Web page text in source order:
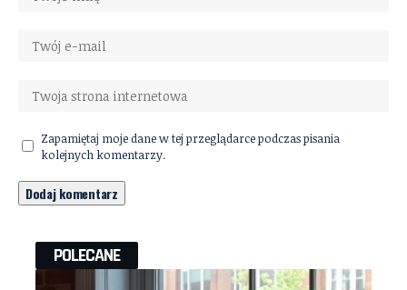
Zapamiętaj moje dane w tej przeglądarce podczas pisania
kolejnych komentarzy.
POLECANE